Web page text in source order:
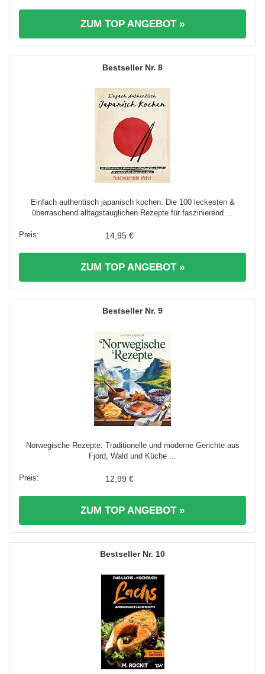
ZUM TOP ANGEBOT »
8
Einfach authentisch japanisch kochen: Die 100 leckesten &
überraschend alltagstauglichen Rezepte für faszinierend ...
14,95 €
ZUM TOP ANGEBOT »
9
Norwegische Rezepte: Traditionelle und moderne Gerichte aus
Fjord, Wald und Küche ...
12,99 €
ZUM TOP ANGEBOT »
10